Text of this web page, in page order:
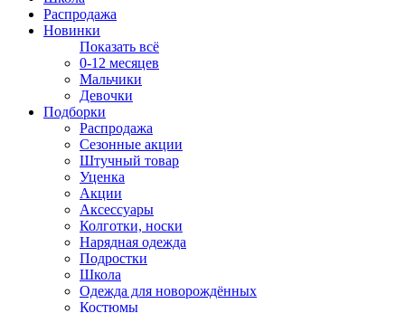
Распродажа
Новинки
Показать всё
0-12 месяцев
Мальчики
Девочки
Подборки
Распродажа
Сезонные акции
Штучный товар
Уценка
Акции
Аксессуары
Колготки, носки
Нарядная одежда
Подростки
Школа
Одежда для новорождённых
Костюмы